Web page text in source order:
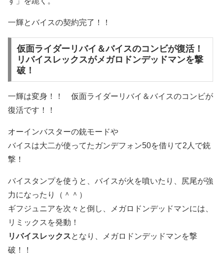
一輝とバイスの契約完了！！
仮面ライダーリバイ＆バイスのコンビが復活！
リバイスレックスがメガロドンデッドマンを撃
破！
一輝は変身！！ 仮面ライダーリバイ＆バイスのコンビが
復活です！！
オーインバスターの銃モードや
バイスは大二が使ってたガンデフォン50を借りて2人で銃
撃！
バイスタンプを使うと、バイスが火を噴いたり、尻尾が強
力になったり（＾＾）
ギフジュニアを次々と倒し、メガロドンデッドマンには、
リミックスを発動！
リバイスレックスとなり、メガロドンデッドマンを撃
破！！